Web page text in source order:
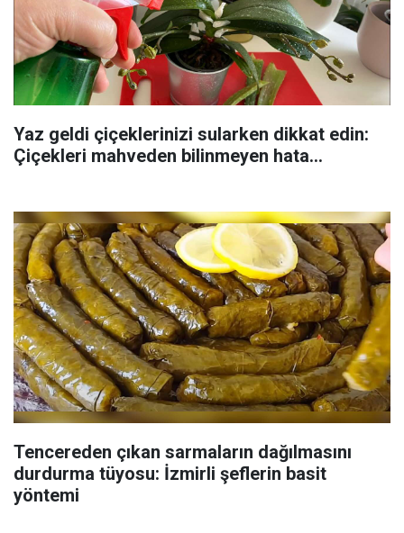
Yaz geldi çiçeklerinizi sularken dikkat edin:
Çiçekleri mahveden bilinmeyen hata...
Tencereden çıkan sarmaların dağılmasını
durdurma tüyosu: İzmirli şeflerin basit
yöntemi